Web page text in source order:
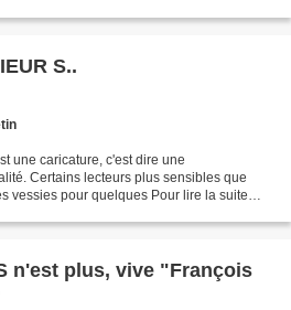
S..
une caricature, c'est dire une
Certains lecteurs plus sensibles que
vessies pour quelques Pour lire la suite
n'est plus, vive "François